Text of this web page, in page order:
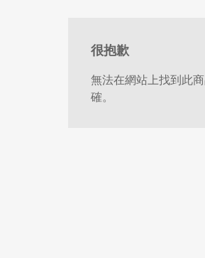
很抱歉
無法在網站上找到此
確。